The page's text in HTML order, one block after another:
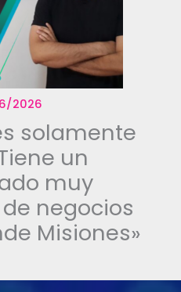
2026
solamente
un
muy
negocios
Misiones»